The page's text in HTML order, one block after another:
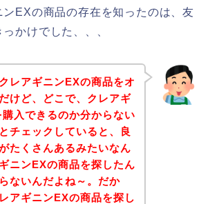
EXの商品の存在を知ったのは、友
かけでした、、、
レアギニンEXの商品をオ
けど、どこで、クレアギ
入できるのか分からない
チェックしていると、良
たくさんあるみたいなん
ニンEXの商品を探したん
ないんだよね～。だか
アギニンEXの商品を探し